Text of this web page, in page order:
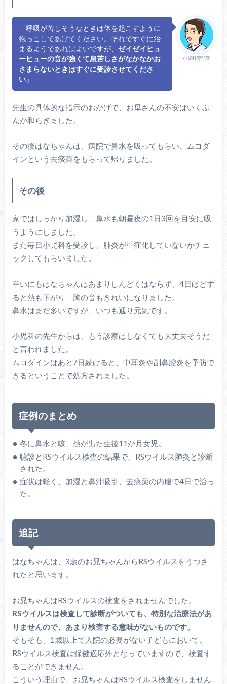
小児科専門医
「呼吸が苦しそうなときは体を起こすように
抱っこしてあげてください。それですぐに治
まるようであればよいですが、 ゼイゼイヒュ
ーヒューの音が強くて息苦しさがなかなかお
さまらないときはすぐに受診させてくださ
い」
先生の具体的な指示のおかげで、お母さんの不安はいくぶ
んか和らぎました。
その後はなちゃんは、病院で鼻水を吸ってもらい、ムコダ
インという去痰薬をもらって帰りました。
その後
家ではしっかり加湿し、鼻水も朝昼夜の1日3回を目安に吸
うようにしました。
また毎日小児科を受診し、肺炎が重症化していないかチェ
ックしてもらいました。
幸いにもはなちゃんはあまりしんどくはならず、4日ほどす
ると熱も下がり、胸の音もきれいになりました。
鼻水はまだ多いですが、いつも通り元気です。
小児科の先生からは、もう診察はしなくても大丈夫そうだ
と言われました。
ムコダインはあと7日続けると、中耳炎や副鼻腔炎を予防で
きるということで処方されました。
症例のまとめ
冬に鼻水と咳、熱が出た生後11か月女児。
聴診とRSウイルス検査の結果で、RSウイルス肺炎と診断
された。
症状は軽く、加湿と鼻汁吸引、去痰薬の内服で4日で治っ
た。
追記
はなちゃんは、3歳のお兄ちゃんからRSウイルスをうつさ
れたと思います。
お兄ちゃんはRSウイルスの検査をされませんでした。
RSウイルスは検査して診断がついても、特別な治療法があ
りませんので、あまり検査する意味がないものです。
そもそも、1歳以上で入院の必要がない子どもにおいて、
RSウイルス検査は保健適応外となっていますので、検査す
ることができません。
こういう理由で、お兄ちゃんはRSウイルス検査をしません